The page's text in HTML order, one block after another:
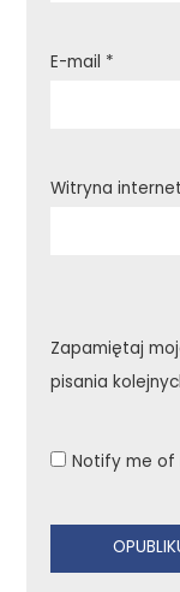
E-mail *
Witryna
Zapamiętaj
pisania
Notify me of